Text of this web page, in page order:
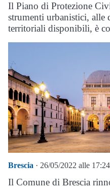
Il Piano di Protezione
strumenti urbanistici, alle
territoriali disponibili, è
Brescia · 26/05/2022 alle 17:24
Il Comune di Brescia